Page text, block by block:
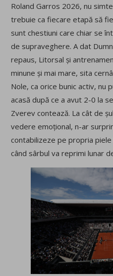
Roland Garros 2026, nu
trebuie ca fiecare etapă să
sunt chestiuni care chiar se
de supraveghere. A dat
repaus, Litorsal și
minune și mai mare, sita
Nole, ca orice bunic activ, nu
acasă după ce a avut 2-0 la
Zverev contează. La cât de
vedere emoțional, n-ar
contabilizeze pe propria
când sârbul va reprimi lunar